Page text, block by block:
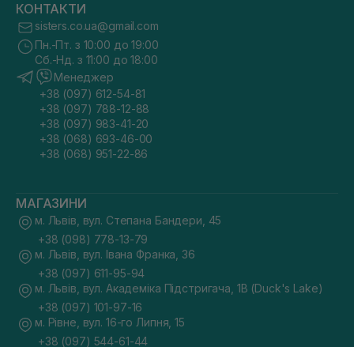
КОНТАКТИ
sisters.co.ua@gmail.com
Пн.-Пт. з 10:00 до 19:00
Сб.-Нд. з 11:00 до 18:00
Менеджер
+38 (097) 612-54-81
+38 (097) 788-12-88
+38 (097) 983-41-20
+38 (068) 693-46-00
+38 (068) 951-22-86
МАГАЗИНИ
м. Львів, вул. Степана Бандери, 45
+38 (098) 778-13-79
м. Львів, вул. Івана Франка, 36
+38 (097) 611-95-94
м. Львів, вул. Академіка Підстригача, 1В (Duck's Lake)
+38 (097) 101-97-16
м. Рівне, вул. 16-го Липня, 15
+38 (097) 544-61-44